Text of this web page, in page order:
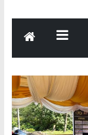
Polsek Kuala
Pencegahan